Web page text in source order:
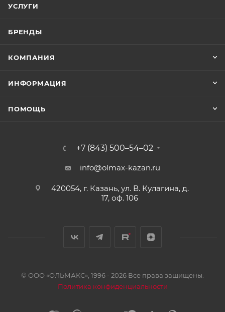
УСЛУГИ
БРЕНДЫ
КОМПАНИЯ
ИНФОРМАЦИЯ
ПОМОЩЬ
+7 (843) 500–54–02
info@olmax-kazan.ru
420054, г. Казань, ул. В. Кулагина, д.
17, оф. 106
© ООО «ОЛЬМАКС», 1996 - 2026 Все права защищены.
Политика конфиденциальности